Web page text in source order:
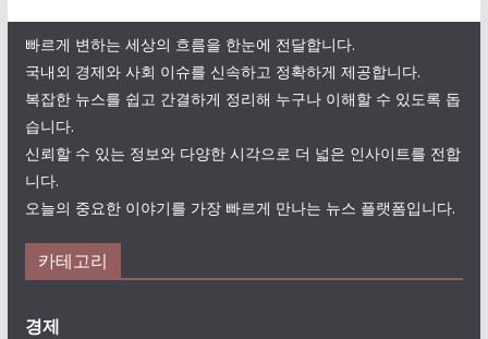
빠르게 변하는 세상의 흐름을 한눈에 전달합니다.
국내외 경제와 사회 이슈를 신속하고 정확하게 제공합니다.
복잡한 뉴스를 쉽고 간결하게 정리해 누구나 이해할 수 있도록 돕
습니다.
신뢰할 수 있는 정보와 다양한 시각으로 더 넓은 인사이트를 전합
니다.
오늘의 중요한 이야기를 가장 빠르게 만나는 뉴스 플랫폼입니다.
카테고리
경제